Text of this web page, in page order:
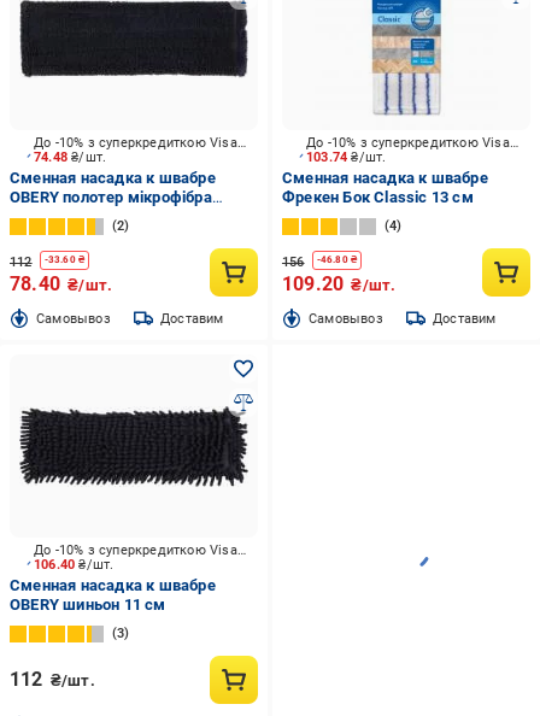
74.48₴/шт.
До -10% з суперкредиткою Visa Вигода
Сменная насадка к швабре
OBERY полотер мікрофібра
черная 40 см
2
112 -33.60₴
78.40 ₴/шт.
Cамовывоз Доставим
103.74₴/шт.
До -10% з суперкредиткою Visa Вигода
Сменная насадка к швабре
Фрекен Бок Classic 13 см
4
156 -46.80₴
109.20 ₴/шт.
Cамовывоз Доставим
106.40₴/шт.
До -10% з суперкредиткою Visa Вигода
Сменная насадка к швабре
OBERY шиньон 11 см
3
112 ₴/шт.